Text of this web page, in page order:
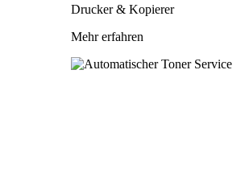
Drucker & Kopierer
Mehr erfahren